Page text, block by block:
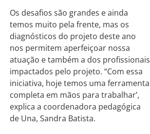
Os desafios são grandes e ainda
temos muito pela frente, mas os
diagnósticos do projeto deste ano
nos permitem aperfeiçoar nossa
atuação e também a dos profissionais
impactados pelo projeto. “Com essa
iniciativa, hoje temos uma ferramenta
completa em mãos para trabalhar’,
explica a coordenadora pedagógica
de Una, Sandra Batista.